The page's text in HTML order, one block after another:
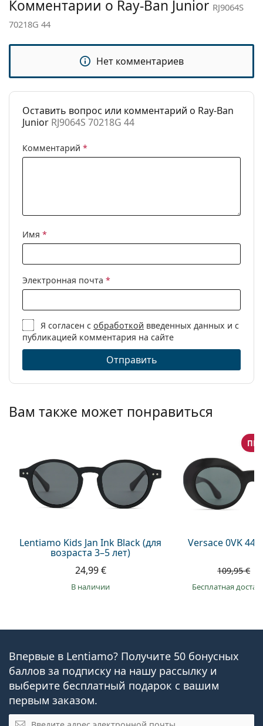
Категория:
Солнцезащитные очки
Бренд:
RJ9064S 70218G 44
Комментарии о Ray-Ban Junior RJ9064S
70218G 44
Нет комментариев
Оставить вопрос или комментарий о Ray-Ban
Junior RJ9064S 70218G 44
Комментарий *
Имя *
Электронная почта *
Я согласен собработкой введенных данных и с
публикацией комментария на сайте
Отправить
Вам также может понравиться
Lentiamo Kids Jan Ink Black (для
возраста 3–5 лет)
24,99 €
в наличии
Versace 0VK
109,95 €
Бесплатная
Впервые в Lentiamo? Получите 50 бонусных
баллов за подписку на нашу рассылку и
выберите бесплатный подарок с вашим
первым заказом.
Электронная почта